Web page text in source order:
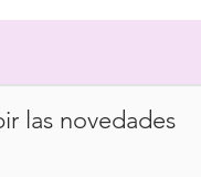
las novedades